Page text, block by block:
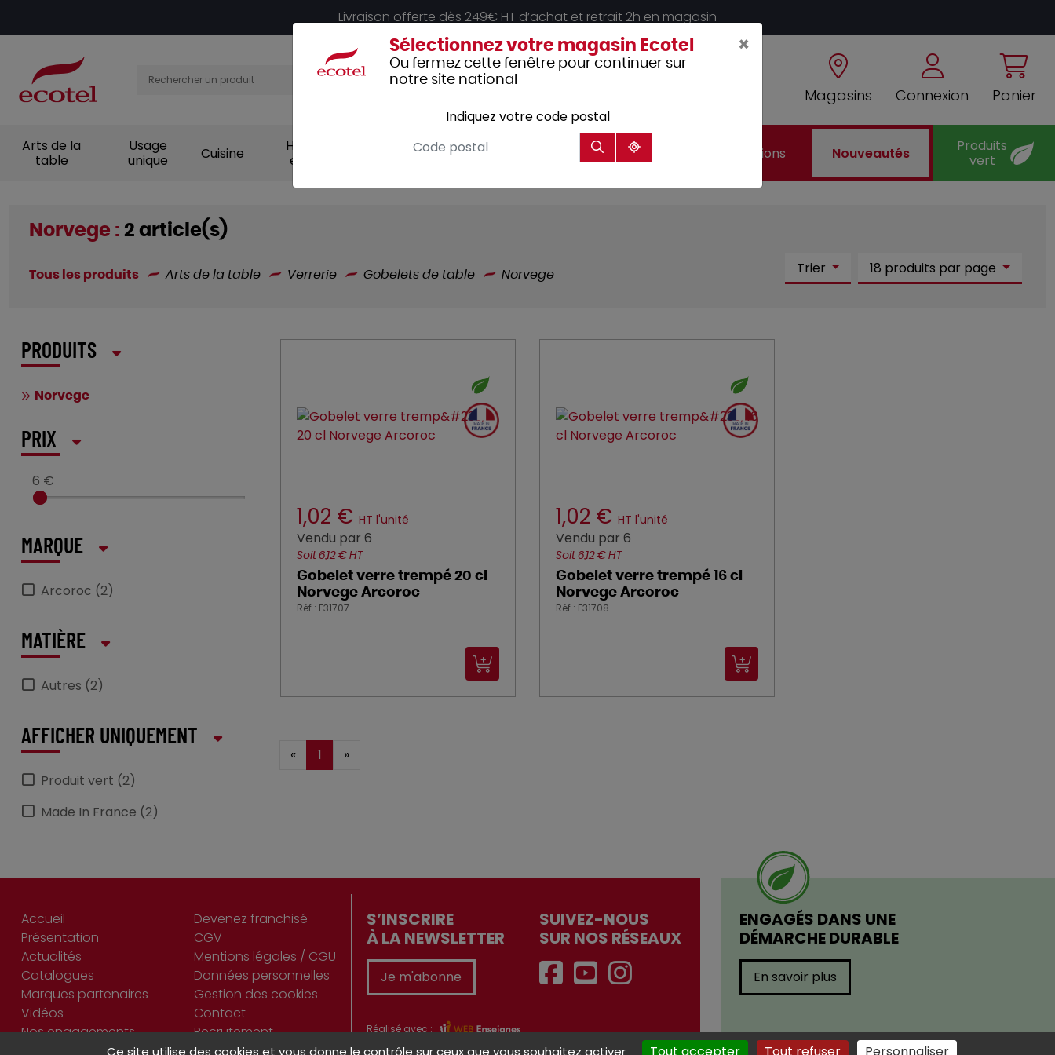
Livraison offerte dès 249€ HT d’achat et retrait 2h en magasin
Magasins Connexion Panier
Arts de la
table
Usage
unique
Cuisine
Hygiène et
entretien
Vêtements
professionnels
Hôtellerie Mobilier Promotions Nouveautés
Produits
vert
Norvege : 2 article(s)
Tous les produits Arts de la table Verrerie Gobelets de table Norvege Trier 18 produits par page
PRODUITS
Norvege
PRIX
6 €
MARQUE
Arcoroc (2)
MATIÈRE
Autres (2)
AFFICHER UNIQUEMENT
Produit vert (2)
Made In France (2)
1,02 € HT l'unité
Vendu par 6
Soit 6,12 € HT
Gobelet verre trempé 20 cl
Norvege Arcoroc
Réf : E31707
1,02 € HT l'unité
Vendu par 6
Soit 6,12 € HT
Gobelet verre trempé 16 cl
Norvege Arcoroc
Réf : E31708
« 1 »
ENGAGÉS DANS UNE
DÉMARCHE DURABLE
En savoir plus
Accueil
Présentation
Actualités
Catalogues
Marques partenaires
Vidéos
Nos engagements
Devenez franchisé
CGV
Mentions légales / CGU
Données personnelles
Gestion des cookies
Contact
Recrutement
S’INSCRIRE
À LA NEWSLETTER
Je m'abonne
SUIVEZ-NOUS
SUR NOS RÉSEAUX
Réalisé avec :
×
Sélectionnez votre magasin Ecotel
Ou fermez cette fenêtre pour continuer sur
notre site national
Indiquez votre code postal
Ce site utilise des cookies et vous donne le contrôle sur ceux que vous souhaitez activer